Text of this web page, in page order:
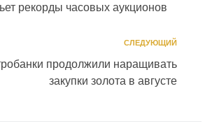
рекорды часовых аукционов
СЛЕДУЮЩИЙ
продолжили наращивать
закупки золота в августе